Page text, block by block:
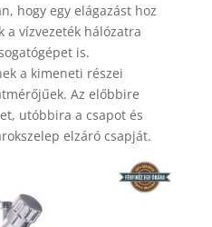
hogy egy elágazást hoz
a vízvezeték hálózatra
is.
a kimeneti részei
Az előbbire
utóbbira a csapot és
elzáró csapját.